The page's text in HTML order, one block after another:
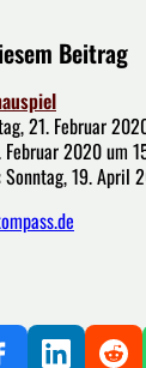
Beitrag
21. Februar
Februar 2020 um
Sonntag, 19. April